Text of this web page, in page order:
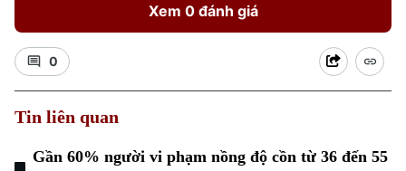
Xem 0 đánh giá
0
Tin liên quan
Gần 60% người vi phạm nồng độ cồn từ 36 đến 55